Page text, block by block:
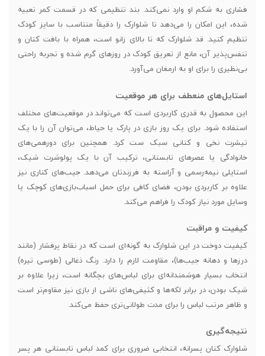
فشاری به شکم او وارد نمی‌کند. بند تنظیمی که در قسمت کمر تعبیه
شده، این امکان را می‌دهد تا شلوارک را دقیقاً متناسب با سایز کودک
تنظیم کنید. قد شلوارک که تا بالای زانو است، همراه با بافت کتان و
تنفس‌پذیر آن، مانع از تعریق کودک در روزهای گرم شده و تجربه راحتی
بی‌نظیری را برای او به ارمغان می‌آورد.
استایل‌های منعطف برای هر موقعیت
این محصول به قدری کاربردی است که می‌تواند در موقعیت‌های مختلف
استفاده شود. برای یک روز بازی در پارک یا حیاط، می‌توان آن را با یک
تیشرت نخی و کتانی سبک ست کرد. همچنین برای دورهمی‌های
خانوادگی یا عصرهای تابستانی، ترکیب آن با یک پولوشرت شیک،
استایلی نیمه‌رسمی و آراسته به فرزندتان می‌دهد. جیب‌های کناری نیز
علاوه بر کاربردی بودن، فضای کافی برای حمل اسباب‌بازی‌های کوچک یا
وسایل مورد نیاز کودک را فراهم می‌کند.
کیفیت و مراقبت
کیفیت دوخت در این شلوارک به گونه‌ای است که در نقاط پرفشار (مانند
درزها و دهانه جیب‌ها)، مقاومت لازم را دارد. رنگ ذغالی (طوسی تیره)
انتخاب بسیار هوشمندانه‌ای برای لباس‌های بچگانه است، زیرا علاوه بر
شیک بودن، در برابر لکه‌ها و کثیفی‌های ناشی از بازی نیز مقاوم‌تر است
و ظاهر مرتب لباس را برای مدت طولانی‌تری حفظ می‌کند.
نتیجه‌گیری
شلوارک کتان پسرانه، انتخابی ضروری برای کمد لباس تابستانی هر پسر